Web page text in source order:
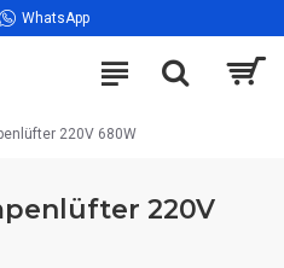
WhatsApp
220V 680W
220V